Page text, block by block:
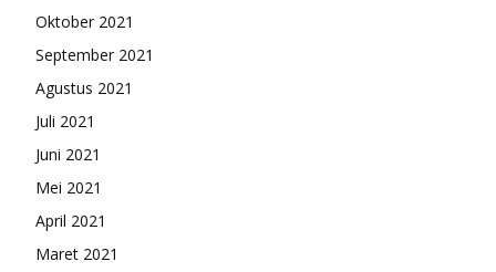
Oktober 2021
September 2021
Agustus 2021
Juli 2021
Juni 2021
Mei 2021
April 2021
Maret 2021